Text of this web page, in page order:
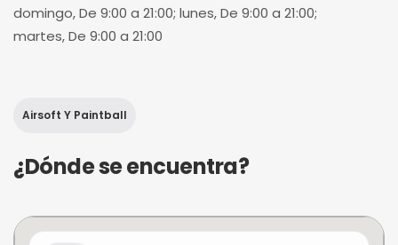
domingo, De 9:00 a 21:00; lunes, De 9:00 a 21:00;
martes, De 9:00 a 21:00
Airsoft Y Paintball
¿Dónde se encuentra?